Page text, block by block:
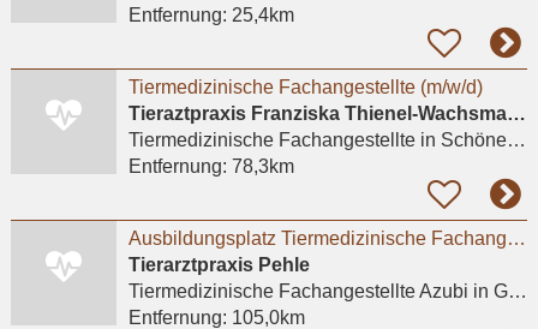
Entfernung: 25,4km
Tiermedizinische Fachangestellte (m/w/d)
Tieraztpraxis Franziska Thienel-Wachsmann
Tiermedizinische Fachangestelltein Schönewalde
Entfernung: 78,3km
Ausbildungsplatz Tiermedizinische Fachangestellte (m/w/d) in Guben
Tierarztpraxis Pehle
Tiermedizinische Fachangestellte Azubi in Guben
Entfernung: 105,0km